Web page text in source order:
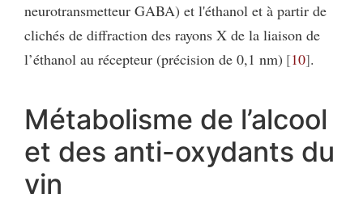
neurotransmetteur GABA) et l'éthanol et à partir de
clichés de diffraction des rayons X de la liaison de
l’éthanol au récepteur (précision de 0,1 nm) 10 .
Métabolisme de l’alcool
et des anti-oxydants du
vin